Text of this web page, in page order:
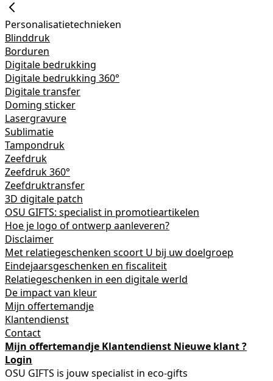
Personalisatietechnieken
Blinddruk
Borduren
Digitale bedrukking
Digitale bedrukking 360°
Digitale transfer
Doming sticker
Lasergravure
Sublimatie
Tampondruk
Zeefdruk
Zeefdruk 360°
Zeefdruktransfer
3D digitale patch
OSU GIFTS: specialist in promotieartikelen
Hoe je logo of ontwerp aanleveren?
Disclaimer
Met relatiegeschenken scoort U bij uw doelgroep
Eindejaarsgeschenken en fiscaliteit
Relatiegeschenken in een digitale werld
De impact van kleur
Mijn offertemandje
Klantendienst
Contact
Mijn offertemandje Klantendienst Nieuwe klant ?
Login
OSU GIFTS is jouw specialist in eco-gifts